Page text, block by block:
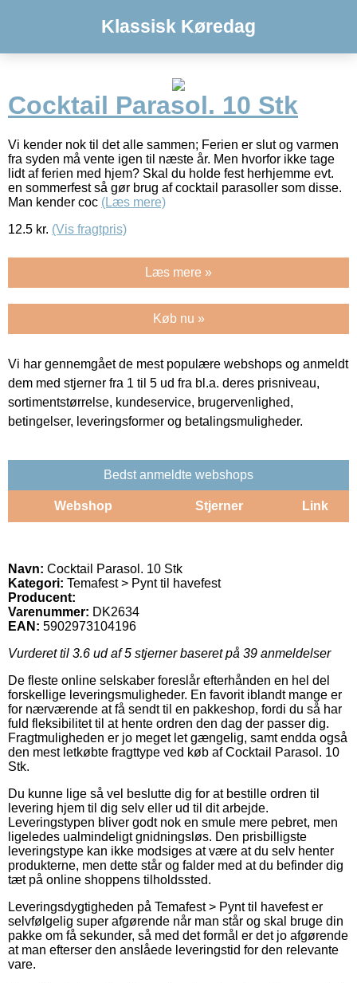
Klassisk Køredag
Cocktail Parasol. 10 Stk
Vi kender nok til det alle sammen; Ferien er slut og varmen
fra syden må vente igen til næste år. Men hvorfor ikke tage
lidt af ferien med hjem? Skal du holde fest herhjemme evt.
en sommerfest så gør brug af cocktail parasoller som disse.
Man kender coc (Læs mere)
12.5 kr. (Vis fragtpris)
Læs mere »
Køb nu »
Vi har gennemgået de mest populære webshops og anmeldt
dem med stjerner fra 1 til 5 ud fra bl.a. deres prisniveau,
sortimentstørrelse, kundeservice, brugervenlighed,
betingelser, leveringsformer og betalingsmuligheder.
Bedst anmeldte webshops
Webshop Stjerner Link
Navn: Cocktail Parasol. 10 Stk
Kategori: Temafest > Pynt til havefest
Producent:
Varenummer: DK2634
EAN: 5902973104196
Vurderet til 3.6 ud af 5 stjerner baseret på 39 anmeldelser
De fleste online selskaber foreslår efterhånden en hel del
forskellige leveringsmuligheder. En favorit iblandt mange er
for nærværende at få sendt til en pakkeshop, fordi du så har
fuld fleksibilitet til at hente ordren den dag der passer dig.
Fragtmuligheden er jo meget let gængelig, samt endda også
den mest letkøbte fragttype ved køb af Cocktail Parasol. 10
Stk.
Du kunne lige så vel beslutte dig for at bestille ordren til
levering hjem til dig selv eller ud til dit arbejde.
Leveringstypen bliver godt nok en smule mere pebret, men
ligeledes ualmindeligt gnidningsløs. Den prisbilligste
leveringstype kan ikke modsiges at være at du selv henter
produkterne, men dette står og falder med at du befinder dig
tæt på online shoppens tilholdssted.
Leveringsdygtigheden på Temafest > Pynt til havefest er
selvfølgelig super afgørende når man står og skal bruge din
pakke om få sekunder, så med det formål er det jo afgørende
at man efterser den anslåede leveringstid for den relevante
vare.